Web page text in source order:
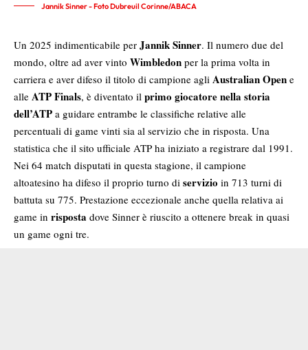
Jannik Sinner - Foto Dubreuil Corinne/ABACA
Un 2025 indimenticabile per Jannik Sinner. Il numero due del
mondo, oltre ad aver vinto Wimbledon per la prima volta in
carriera e aver difeso il titolo di campione agli Australian Open e
alle ATP Finals, è diventato il primo giocatore nella storia
dell’ATP a guidare entrambe le classifiche relative alle
percentuali di game vinti sia al servizio che in risposta. Una
statistica che il sito ufficiale ATP ha iniziato a registrare dal 1991.
Nei 64 match disputati in questa stagione, il campione
altoatesino ha difeso il proprio turno di servizio in 713 turni di
battuta su 775. Prestazione eccezionale anche quella relativa ai
game in risposta dove Sinner è riuscito a ottenere break in quasi
un game ogni tre.